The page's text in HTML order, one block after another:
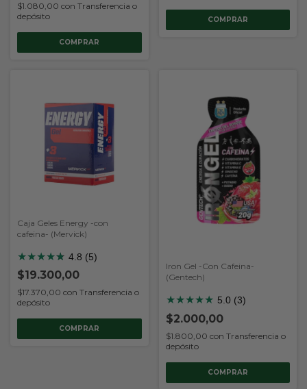
$1.080,00 con Transferencia o
depósito
COMPRAR
COMPRAR
Caja Geles Energy -con
cafeina- (Mervick)
★★★★★
★ 4.8 (5)
$19.300,00
$17.370,00 con Transferencia o
depósito
COMPRAR
Iron Gel -Con Cafeina-
(Gentech)
★★★★★ 5.0 (3)
$2.000,00
$1.800,00 con Transferencia o
depósito
COMPRAR